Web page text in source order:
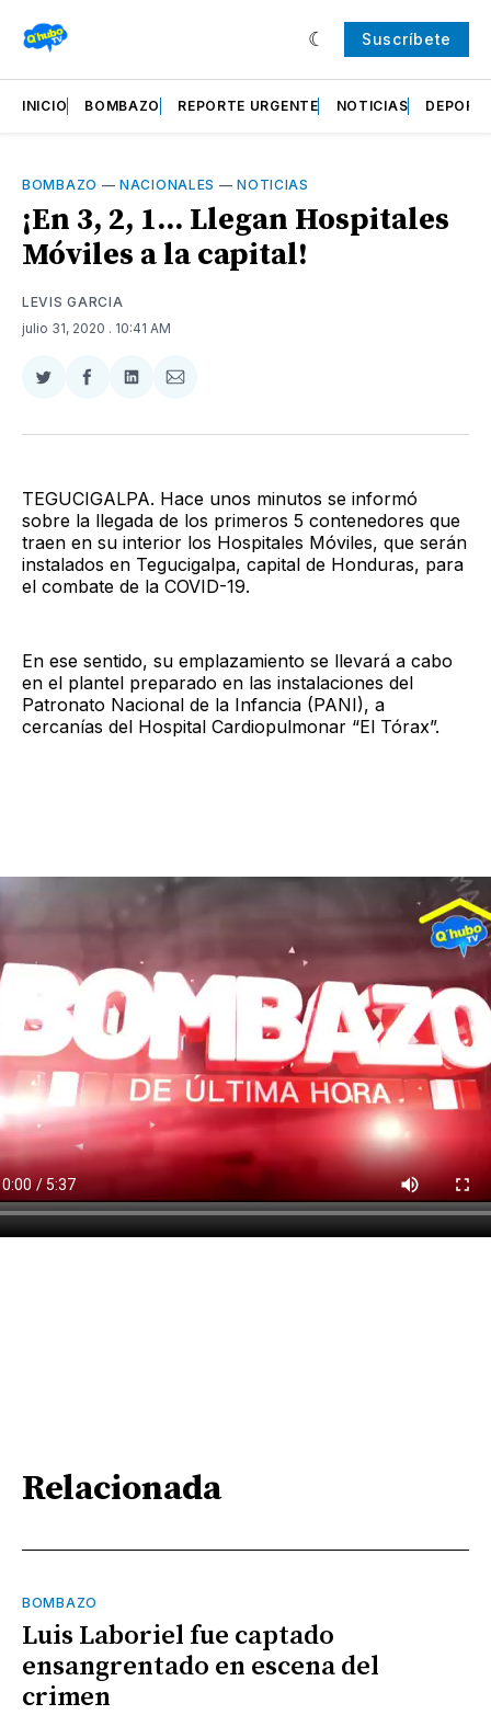
Suscríbete
INICIO BOMBAZO REPORTE URGENTE NOTICIAS
BOMBAZO —NACIONALES —NOTICIAS
¡En 3, 2, 1... Llegan Hospitales
Móviles a la capital!
LEVIS GARCIA
julio 31, 2020 . 10:41 AM
Compartir
Twitter
Compartir
Facebook
Compartir
LinkedIn
Compartir
Email
TEGUCIGALPA. Hace unos minutos se informó
sobre la llegada de los primeros 5 contenedores que
traen en su interior los Hospitales Móviles, que serán
instalados en Tegucigalpa, capital de Honduras, para
el combate de la COVID-19.
En ese sentido, su emplazamiento se llevará a cabo
en el plantel preparado en las instalaciones del
Patronato Nacional de la Infancia (PANI), a
cercanías del Hospital Cardiopulmonar “El Tórax”.
Relacionada
BOMBAZO
Luis Laboriel fue captado
ensangrentado en escena del
crimen